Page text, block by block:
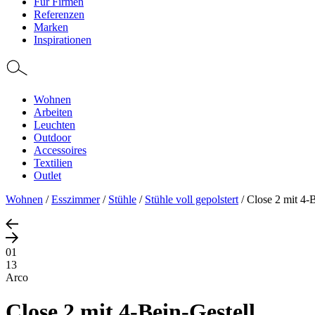
Referenzen
Marken
Inspirationen
Wohnen
Arbeiten
Leuchten
Outdoor
Accessoires
Textilien
Outlet
Wohnen /Esszimmer/ Stühle / Stühle voll gepolstert /Close 2 mit 4-
01
13
Arco